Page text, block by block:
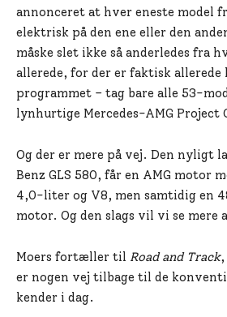
annonceret at hver eneste model
elektrisk på den ene eller den
måske slet ikke så anderledes fra
allerede, for der er faktisk
programmet – tag bare alle 53-
lynhurtige Mercedes-AMG Project
Og der er mere på vej. Den nyligt
Benz GLS 580, får en AMG motor
4,0-liter og V8, men samtidig en
motor. Og den slags vil vi se mere
Moers fortæller til Road and Track,
er nogen vej tilbage til de
kender i dag.